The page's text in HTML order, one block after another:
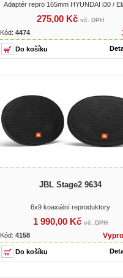
Adaptér repro 165mm HYUNDAI i30 /
275,00 Kč vč. DPH
Kód: 4474
JBL Stage2 9634
6x9 koaxiální reproduktory
1 990,00 Kč vč. DPH
Kód: 4158